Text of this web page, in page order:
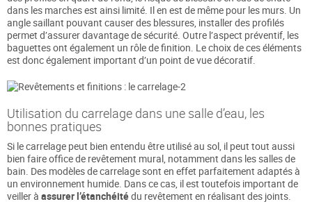
dans les marches est ainsi limité. Il en est de même pour les murs. Un
angle saillant pouvant causer des blessures, installer des profilés
permet d’assurer davantage de sécurité. Outre l’aspect préventif, les
baguettes ont également un rôle de finition. Le choix de ces éléments
est donc également important d’un point de vue décoratif.
Utilisation du carrelage dans une salle d’eau, les
bonnes pratiques
Si le carrelage peut bien entendu être utilisé au sol, il peut tout aussi
bien faire office de revêtement mural, notamment dans les salles de
bain. Des modèles de carrelage sont en effet parfaitement adaptés à
un environnement humide. Dans ce cas, il est toutefois important de
veiller à assurer l’étanchéitédu revêtement en réalisant des joints.